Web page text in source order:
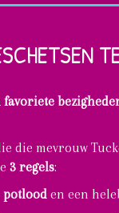
die mevrouw
3 regels:
potlood en een